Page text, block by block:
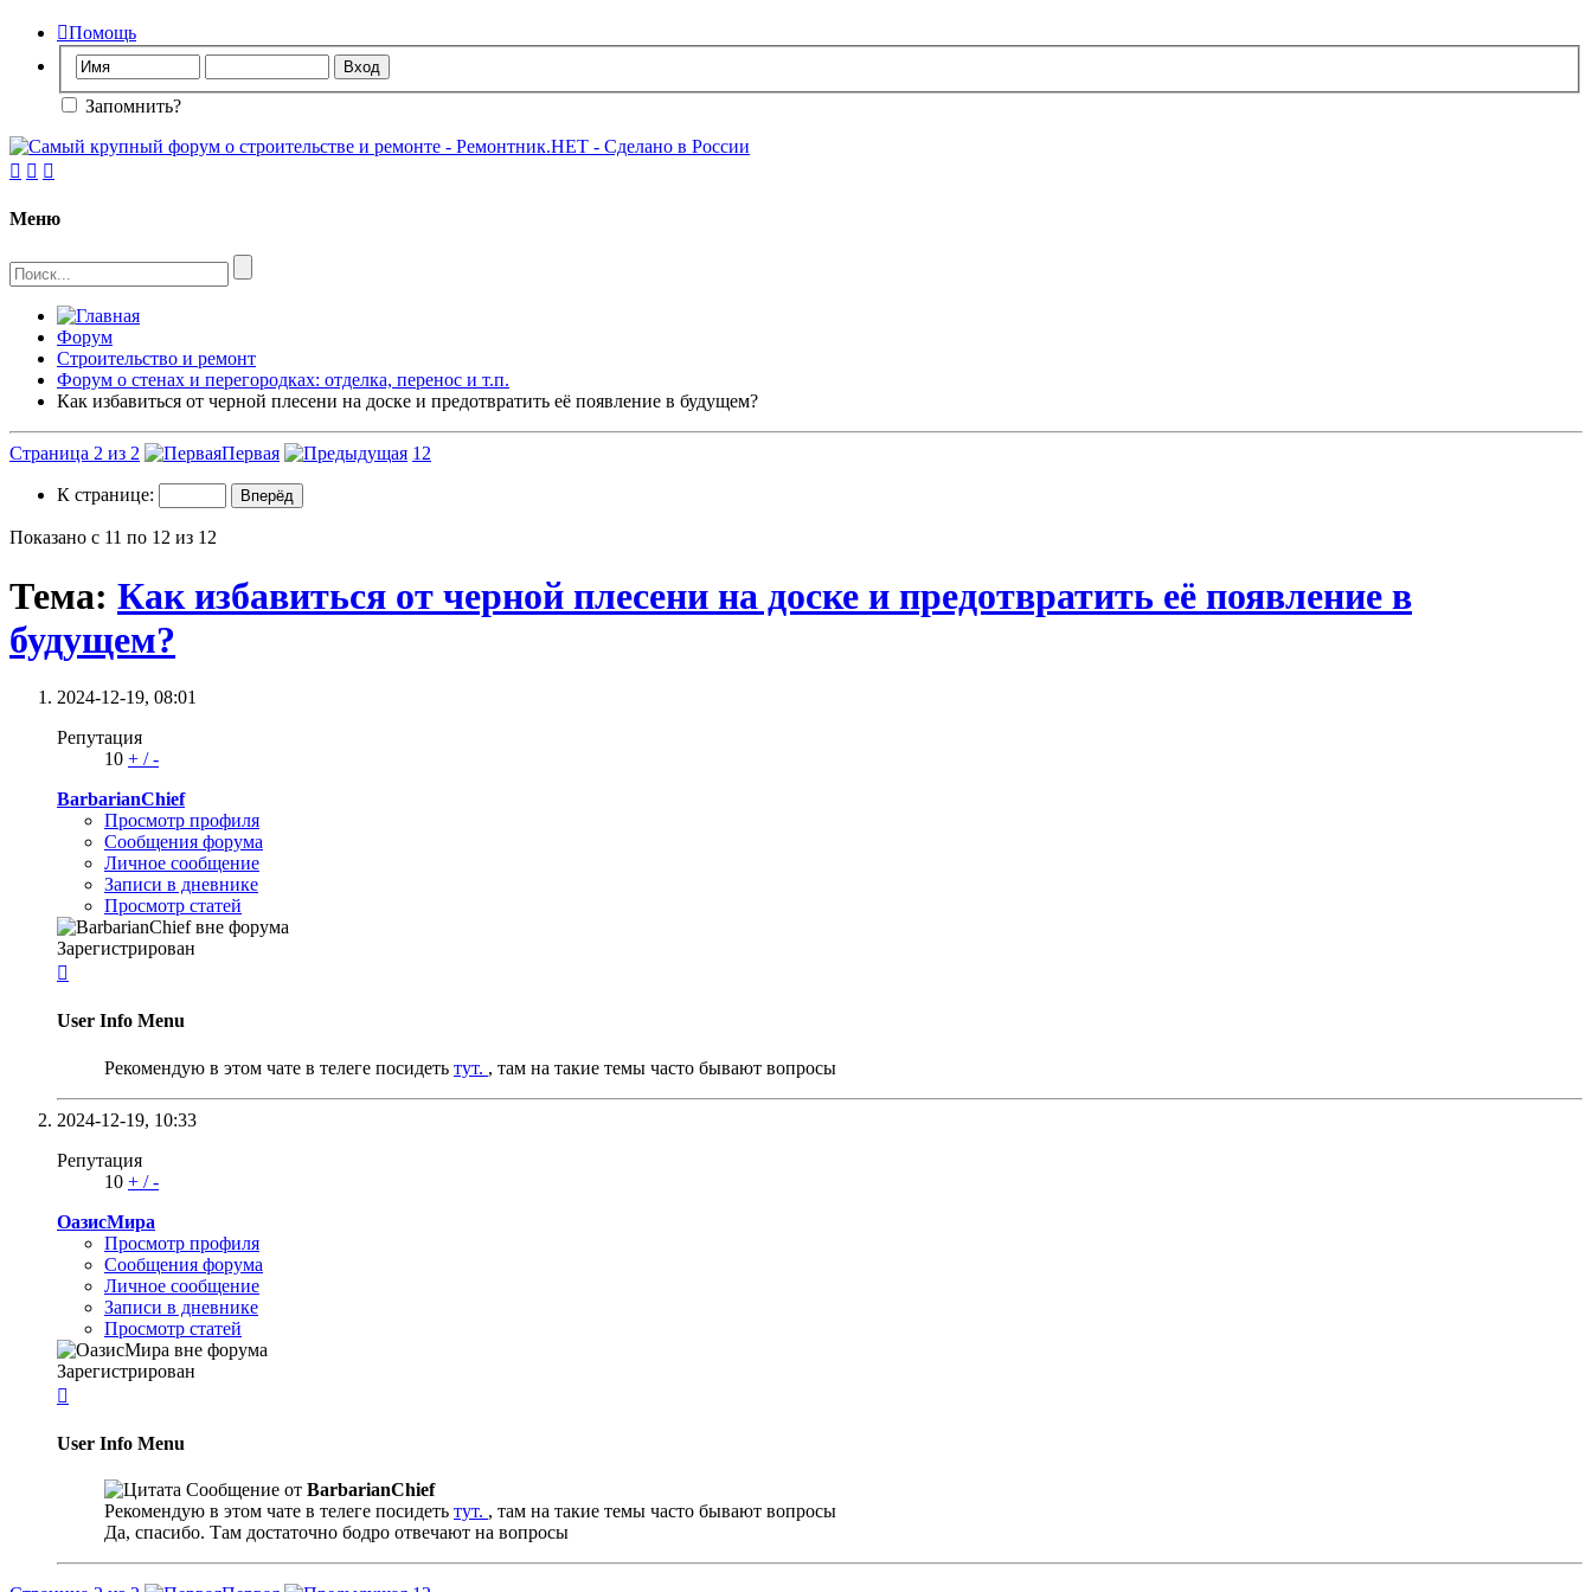
Помощь
Запомнить?
  
Меню
Форум
Строительство и ремонт
Форум о стенах и перегородках: отделка, перенос и т.п.
Как избавиться от черной плесени на доске и предотвратить её появление в будущем?
Страница 2 из 2 Первая 1 2
К странице:
Показано с 11 по 12 из 12
Тема: Как избавиться от черной плесени на доске и предотвратить её появление в
будущем?
2024-12-19, 08:01
Репутация
10 + /-
BarbarianChief
Просмотр профиля
Сообщения форума
Личное сообщение
Записи в дневнике
Просмотр статей
Зарегистрирован

User Info Menu
Рекомендую в этом чате в телеге посидеть тут. , там на такие темы часто бывают вопросы
2024-12-19, 10:33
Репутация
10 + /-
ОазисМира
Просмотр профиля
Сообщения форума
Личное сообщение
Записи в дневнике
Просмотр статей
Зарегистрирован

User Info Menu
Сообщение от BarbarianChief
Рекомендую в этом чате в телеге посидеть тут. , там на такие темы часто бывают вопросы
Да, спасибо. Там достаточно бодро отвечают на вопросы